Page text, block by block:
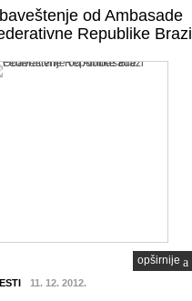
od Ambasade
Republike Brazi
opširnije
11. 12. 2012.